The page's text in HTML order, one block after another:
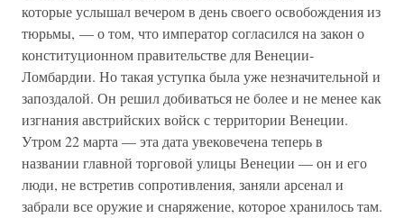
которые услышал вечером в день своего освобождения из
тюрьмы, — о том, что император согласился на закон о
конституционном правительстве для Венеции-
Ломбардии. Но такая уступка была уже незначительной и
запоздалой. Он решил добиваться не более и не менее как
изгнания австрийских войск с территории Венеции.
Утром 22 марта — эта дата увековечена теперь в
названии главной торговой улицы Венеции — он и его
люди, не встретив сопротивления, заняли арсенал и
забрали все оружие и снаряжение, которое хранилось там.